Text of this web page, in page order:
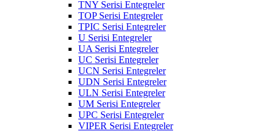
TNY Serisi Entegreler
TOP Serisi Entegreler
TPIC Serisi Entegreler
U Serisi Entegreler
UA Serisi Entegreler
UC Serisi Entegreler
UCN Serisi Entegreler
UDN Serisi Entegreler
ULN Serisi Entegreler
UM Serisi Entegreler
UPC Serisi Entegreler
VIPER Serisi Entegreler